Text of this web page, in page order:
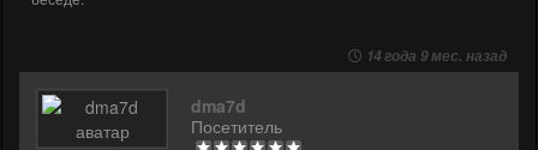
14 года 9 мес. назад
dma7d
Посетитель